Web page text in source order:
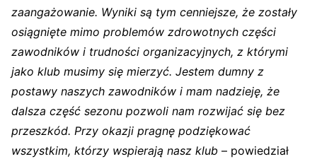
zaangażowanie. Wyniki są tym cenniejsze, że zostały
osiągnięte mimo problemów zdrowotnych części
zawodników i trudności organizacyjnych, z którymi
jako klub musimy się mierzyć. Jestem dumny z
postawy naszych zawodników i mam nadzieję, że
dalsza część sezonu pozwoli nam rozwijać się bez
przeszkód. Przy okazji pragnę podziękować
wszystkim, którzy wspierają nasz klub – powiedział